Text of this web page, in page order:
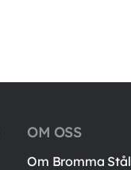
OM OSS
Om Bromma Stål